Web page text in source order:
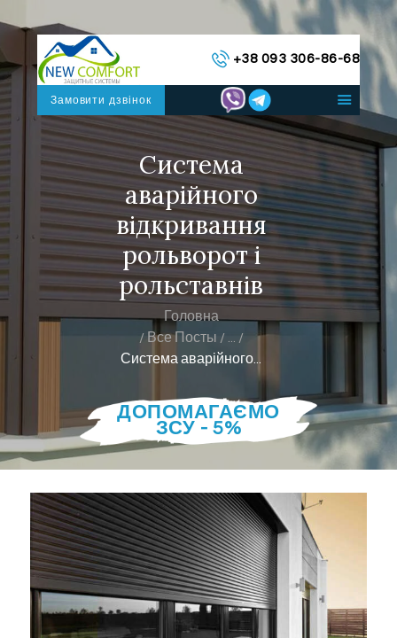
+38 093 306-86-68
Замовити дзвінок
Система
аварійного
відкривання
рольворот і
рольставнів
Головна
Все Посты
Система аварійного...
ДОПОМАГАЄМО
ЗСУ - 5%
ГОЛОВНА
КАТАЛОГ СИСТЕМ
ПРО НАС
КОНТАКТИ
УКРАЇНСЬКА